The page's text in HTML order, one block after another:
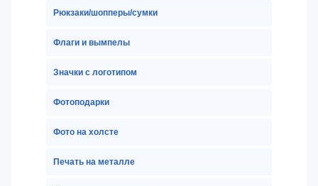
Рюкзаки/шопперы/сумки
Флаги и вымпелы
Значки с логотипом
Фотоподарки
Фото на холсте
Печать на металле